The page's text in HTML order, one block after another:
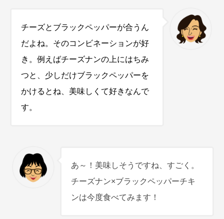
チーズとブラックペッパーが合うん
だよね。そのコンビネーションが好
き。例えばチーズナンの上にはちみ
つと、少しだけブラックペッパーを
かけるとね、美味しくて好きなんで
す。
あ～！美味しそうですね、すごく。
チーズナン×ブラックペッパーチキ
ンは今度食べてみます！